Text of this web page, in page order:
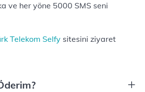
ve her yöne 5000 SMS seni
Telekom Selfy sitesini ziyaret